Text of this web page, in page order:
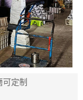
可定制